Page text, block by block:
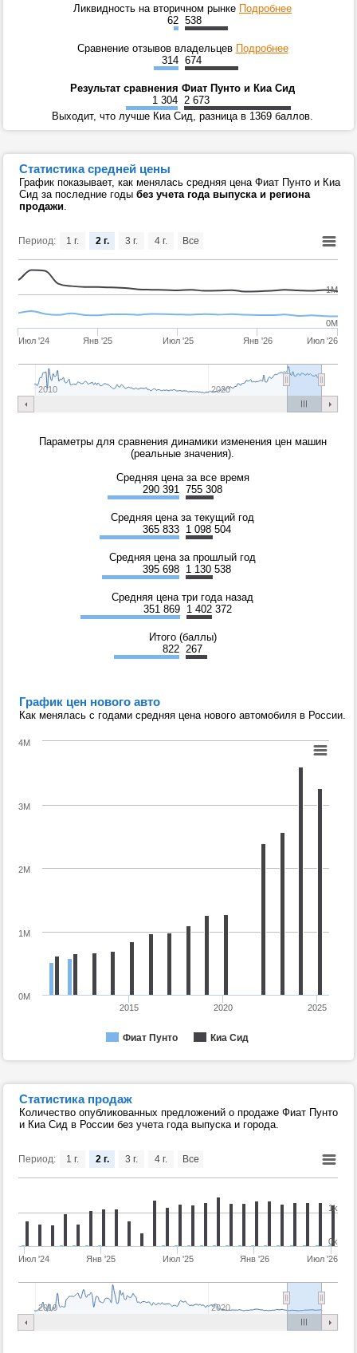
Ликвидность на вторичном рынке Подробнее
62 538
Сравнение отзывов владельцев Подробнее
314 674
Результат сравнения Фиат Пунто и Киа Сид
1 304 2 673
Выходит, что лучше Киа Сид, разница в 1369 баллов.
Статистика средней цены
График показывает, как менялась средняя цена Фиат Пунто и Киа
Сид за последние годы без учета года выпуска и региона
продажи.
Период:
Июл '24 Янв '25 Июл '25 Янв '26 Июл '26
2010 2020
0M
1M
1 г. 2 г. 3 г. 4 г. Все
Параметры для сравнения динамики изменения цен машин
(реальные значения).
Средняя цена за все время
290 391 755 308
Средняя цена за текущий год
365 833 1 098 504
Средняя цена за прошлый год
395 698 1 130 538
Средняя цена три года назад
351 869 1 402 372
Итого (баллы)
822 267
График цен нового авто
Как менялась с годами средняя цена нового автомобиля в России.
Фиат Пунто Киа Сид
2015 2020 2025
0M
1M
2M
3M
4M
Статистика продаж
Количество опубликованных предложений о продаже Фиат Пунто
и Киа Сид в России без учета года выпуска и города.
Период:
Июл '24 Янв '25 Июл '25 Янв '26 Июл '26
2010 2020
0k
1k
1 г. 2 г. 3 г. 4 г. Все